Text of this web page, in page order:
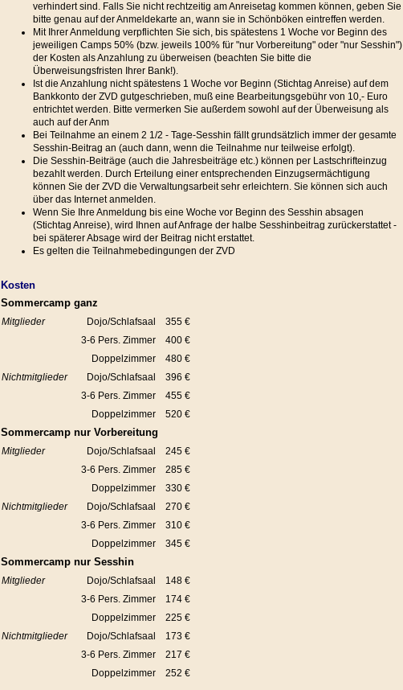
verhindert sind. Falls Sie nicht rechtzeitig am Anreisetag kommen können, geben Sie
bitte genau auf der Anmeldekarte an, wann sie in Schönböken eintreffen werden.
Mit Ihrer Anmeldung verpflichten Sie sich, bis spätestens 1 Woche vor Beginn des
jeweiligen Camps 50% (bzw. jeweils 100% für "nur Vorbereitung" oder "nur Sesshin")
der Kosten als Anzahlung zu überweisen (beachten Sie bitte die
Überweisungsfristen Ihrer Bank!).
Ist die Anzahlung nicht spätestens 1 Woche vor Beginn (Stichtag Anreise) auf dem
Bankkonto der ZVD gutgeschrieben, muß eine Bearbeitungsgebühr von 10,- Euro
entrichtet werden. Bitte vermerken Sie außerdem sowohl auf der Überweisung als
auch auf der Anm
Bei Teilnahme an einem 2 1/2 - Tage-Sesshin fällt grundsätzlich immer der gesamte
Sesshin-Beitrag an (auch dann, wenn die Teilnahme nur teilweise erfolgt).
Die Sesshin-Beiträge (auch die Jahresbeiträge etc.) können per Lastschrifteinzug
bezahlt werden. Durch Erteilung einer entsprechenden Einzugsermächtigung
können Sie der ZVD die Verwaltungsarbeit sehr erleichtern. Sie können sich auch
über das Internet anmelden.
Wenn Sie Ihre Anmeldung bis eine Woche vor Beginn des Sesshin absagen
(Stichtag Anreise), wird Ihnen auf Anfrage der halbe Sesshinbeitrag zurückerstattet -
bei späterer Absage wird der Beitrag nicht erstattet.
Es gelten die Teilnahmebedingungen der ZVD
Kosten
Sommercamp ganz
Mitglieder Dojo/Schlafsaal
355 €
3-6 Pers. Zimmer
400 €
Doppelzimmer
480 €
Nichtmitglieder
Dojo/Schlafsaal
396 €
3-6 Pers. Zimmer
455 €
Doppelzimmer
520 €
Sommercamp nur Vorbereitung
Mitglieder Dojo/Schlafsaal
245 €
3-6 Pers. Zimmer
285 €
Doppelzimmer
330 €
Nichtmitglieder
Dojo/Schlafsaal
270 €
3-6 Pers. Zimmer
310 €
Doppelzimmer
345 €
Sommercamp nur Sesshin
Mitglieder Dojo/Schlafsaal
148 €
3-6 Pers. Zimmer
174 €
Doppelzimmer
225 €
Nichtmitglieder
Dojo/Schlafsaal
173 €
3-6 Pers. Zimmer
217 €
Doppelzimmer
252 €